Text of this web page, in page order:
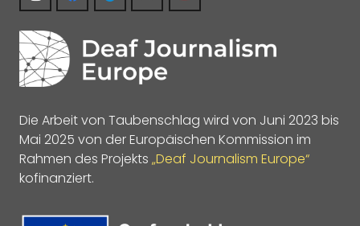
Die Arbeit von Taubenschlag wird von Juni 2023 bis
Mai 2025 von der Europäischen Kommission im
Rahmen des Projekts „Deaf Journalism Europe“
kofinanziert.